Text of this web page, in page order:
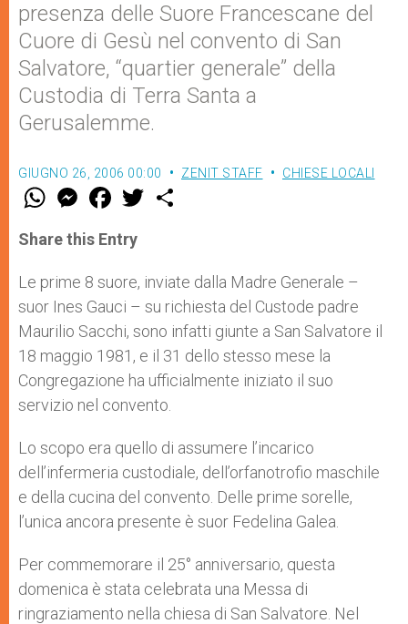
presenza delle Suore Francescane del
Cuore di Gesù nel convento di San
Salvatore, “quartier generale” della
Custodia di Terra Santa a
Gerusalemme.
GIUGNO 26, 2006 00:00 ZENIT STAFF CHIESE LOCALI
W
t
s
p
p
M
e
s
e
g
e
F
a
e
b
o
k
w
r
Share this Entry
Le prime 8 suore, inviate dalla Madre Generale –
suor Ines Gauci – su richiesta del Custode padre
Maurilio Sacchi, sono infatti giunte a San Salvatore il
18 maggio 1981, e il 31 dello stesso mese la
Congregazione ha ufficialmente iniziato il suo
servizio nel convento.
Lo scopo era quello di assumere l’incarico
dell’infermeria custodiale, dell’orfanotrofio maschile
e della cucina del convento. Delle prime sorelle,
l’unica ancora presente è suor Fedelina Galea.
Per commemorare il 25° anniversario, questa
domenica è stata celebrata una Messa di
ringraziamento nella chiesa di San Salvatore. Nel